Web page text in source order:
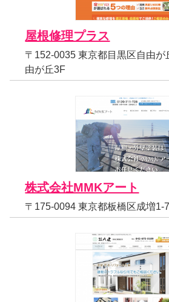
屋根修理プラス
〒152-0035 東京都目黒区自由が
由が丘3F
株式会社MMKアート
〒175-0094 東京都板橋区成増1-